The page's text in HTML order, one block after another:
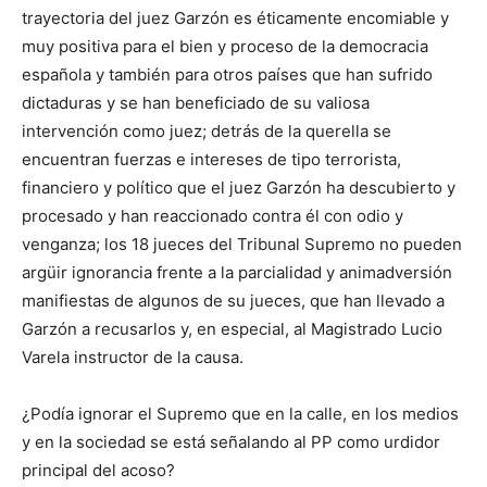
trayectoria del juez Garzón es éticamente encomiable y
muy positiva para el bien y proceso de la democracia
española y también para otros países que han sufrido
dictaduras y se han beneficiado de su valiosa
intervención como juez; detrás de la querella se
encuentran fuerzas e intereses de tipo terrorista,
financiero y político que el juez Garzón ha descubierto y
procesado y han reaccionado contra él con odio y
venganza; los 18 jueces del Tribunal Supremo no pueden
argüir ignorancia frente a la parcialidad y animadversión
manifiestas de algunos de su jueces, que han llevado a
Garzón a recusarlos y, en especial, al Magistrado Lucio
Varela instructor de la causa.
¿Podía ignorar el Supremo que en la calle, en los medios
y en la sociedad se está señalando al PP como urdidor
principal del acoso?